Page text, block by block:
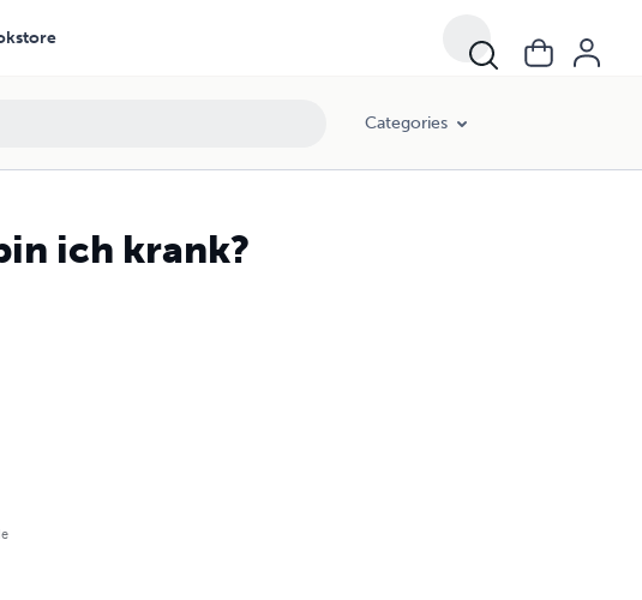
Categories
ich krank?